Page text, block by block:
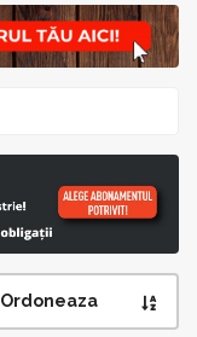
Ordoneaza